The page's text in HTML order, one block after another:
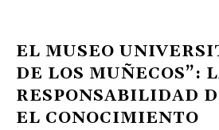
EL MUSEO
DE LOS MUÑECOS”:
RESPONSABILIDAD
EL CONOCIMIENTO